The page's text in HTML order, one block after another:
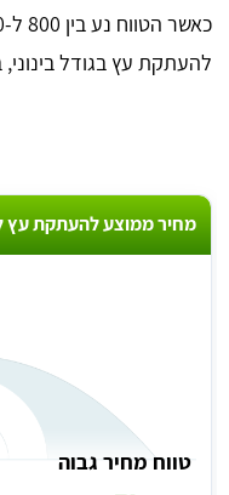
להעתקת עץ בגודל
מחיר ממוצע להעתקת עץ
טווח מחיר גבוה